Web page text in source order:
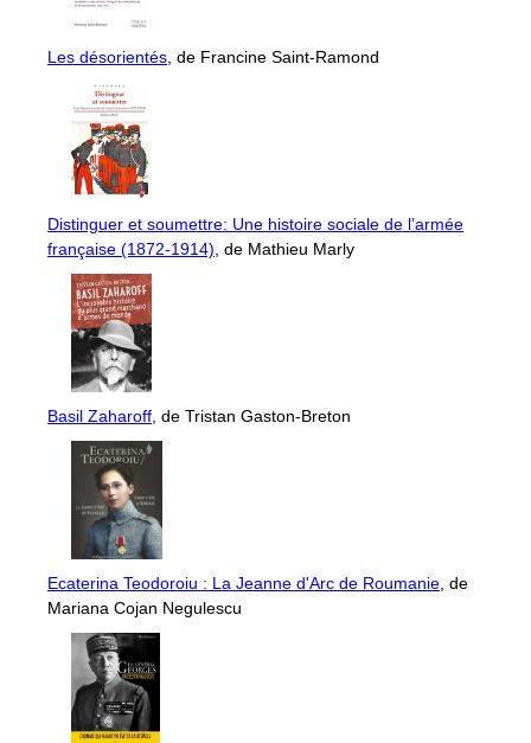
Les désorientés, de Francine Saint-Ramond
Distinguer et soumettre: Une histoire sociale de l’armée
française (1872-1914), de Mathieu Marly
Basil Zaharoff, de Tristan Gaston-Breton
Ecaterina Teodoroiu : La Jeanne d'Arc de Roumanie, de
Mariana Cojan Negulescu